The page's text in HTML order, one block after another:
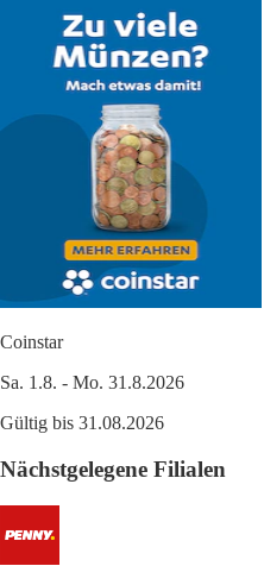
Coinstar
Sa. 1.8. - Mo. 31.8.2026
Gültig bis 31.08.2026
Nächstgelegene Filialen